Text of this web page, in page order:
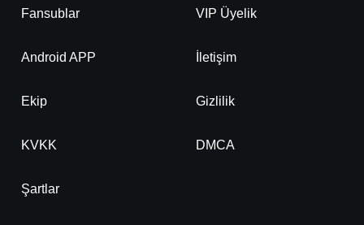
Fansublar VIP Üyelik
Android APP İletişim
Ekip Gizlilik
KVKK DMCA
Şartlar